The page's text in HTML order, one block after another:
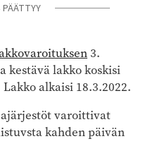
3.
kestävä lakko koskisi
alkaisi 18.3.2022.
varoittivat
kahden päivän